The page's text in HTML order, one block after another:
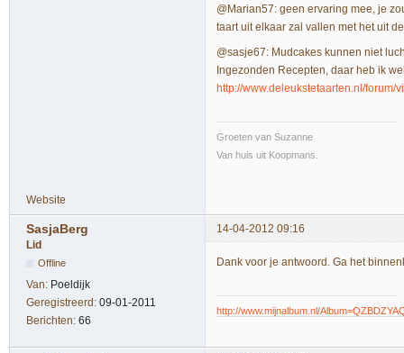
@Marian57: geen ervaring mee, je
taart uit elkaar zal vallen met het uit
@sasje67: Mudcakes kunnen niet
Ingezonden Recepten, daar heb ik
http://www.deleukstetaarten.nl/
Groeten van Suzanne
Van huis uit Koopmans.
Website
SasjaBerg
14-04-2012 09:16
Lid
Offline
Van: Poeldijk
Geregistreerd: 09-01-2011
Berichten: 66
Dank voor je antwoord. Ga het
http://www.mijnalbum.nl/